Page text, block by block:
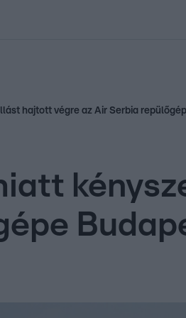
hajtott végre az Air Serbia